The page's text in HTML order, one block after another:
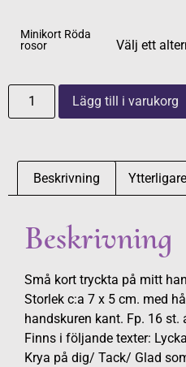
Minikort Röda
rosor
Lägg till i varukorg
Beskrivning
Beskrivning
Små kort tryckta på mitt
Storlek c:a 7 x 5 cm. med
handskuren kant. Fp. 16 st.
Finns i följande texter:
Krya på dig/ Tack/ Glad